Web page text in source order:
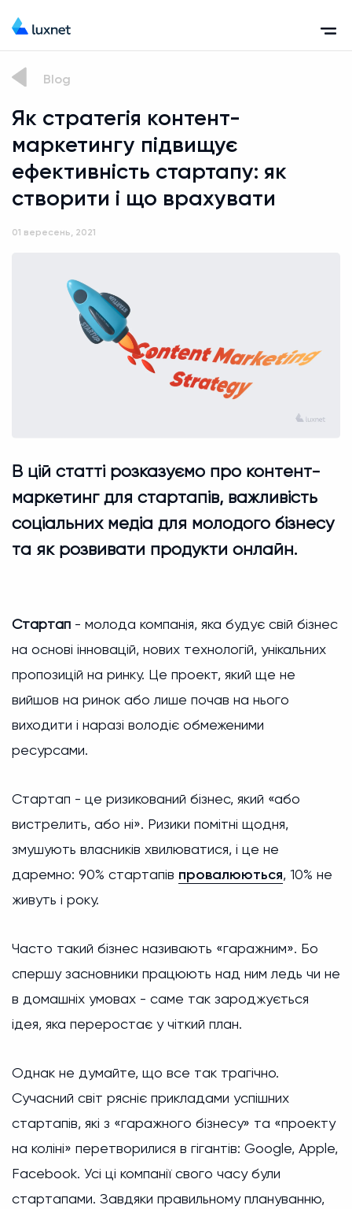
Blog
Як стратегія контент-
маркетингу підвищує
ефективність стартапу: як
створити і що врахувати
01 вересень, 2021
В цій статті розказуємо про контент-
маркетинг для стартапів, важливість
соціальних медіа для молодого бізнесу
та як розвивати продукти онлайн.
Стартап - молода компанія, яка будує свій бізнес
на основі інновацій, нових технологій, унікальних
пропозицій на ринку. Це проект, який ще не
вийшов на ринок або лише почав на нього
виходити і наразі володіє обмеженими
ресурсами.
Стартап - це ризикований бізнес, який «або
вистрелить, або ні». Ризики помітні щодня,
змушують власників хвилюватися, і це не
даремно: 90% стартапів провалюються, 10% не
живуть і року.
Часто такий бізнес називають «гаражним». Бо
спершу засновники працюють над ним ледь чи не
в домашніх умовах - саме так зароджується
ідея, яка переростає у чіткий план.
Однак не думайте, що все так трагічно.
Сучасний світ рясніє прикладами успішних
стартапів, які з «гаражного бізнесу» та «проекту
на коліні» перетворилися в гігантів: Google, Apple,
Facebook. Усі ці компанії свого часу були
стартапами. Завдяки правильному плануванню,